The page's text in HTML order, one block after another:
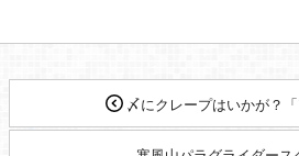
〆にクレープはいかが？「